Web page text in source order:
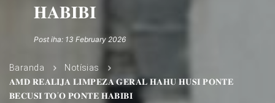
𝐇𝐀𝐁𝐈𝐁𝐈
Post iha: 13 February 2026
Baranda
Notísias
𝐀𝐌𝐃 𝐑𝐄𝐀𝐋𝐈𝐉𝐀 𝐋𝐈𝐌𝐏𝐄𝐙𝐀 𝐆𝐄𝐑𝐀𝐋 𝐇𝐀𝐇𝐔 𝐇𝐔𝐒𝐈 𝐏𝐎𝐍𝐓𝐄
𝐁𝐄𝐂𝐔𝐒𝐈 𝐓𝐎’𝐎 𝐏𝐎𝐍𝐓𝐄 𝐇𝐀𝐁𝐈𝐁𝐈